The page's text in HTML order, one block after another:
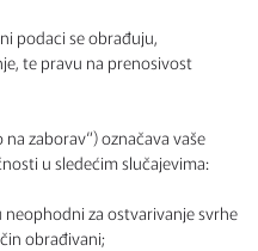
podaci se obrađuju,
te pravu na prenosivost
na zaborav“) označava vaše
u sledećim slučajevima:
za ostvarivanje svrhe
obrađivani;